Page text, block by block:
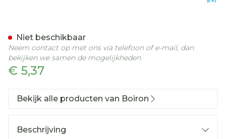
€ 5,37
Niet beschikbaar
Neem contact op met ons via telefoon of e-mail, dan
bekijken we samen de mogelijkheden.
Bekijk alle producten van Boiron
Beschrijving